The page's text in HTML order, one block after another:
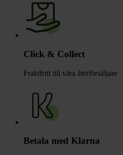
Click & Collect
Fraktfritt till våra återförsäljare
Betala med Klarna